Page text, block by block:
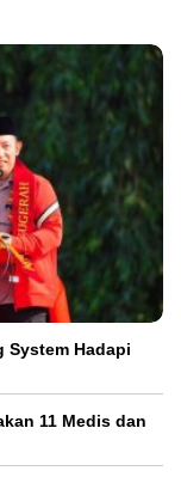
System Hadapi
11 Medis dan